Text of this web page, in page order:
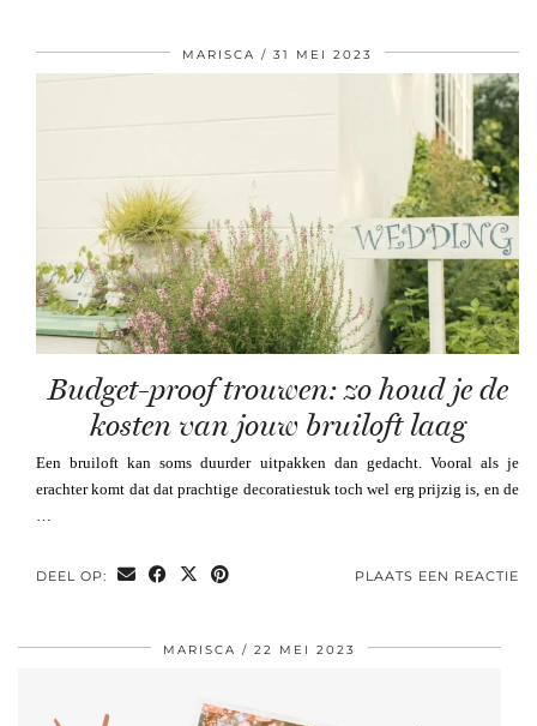
MARISCA 31 MEI 2023
Budget-proof trouwen: zo houd je de
kosten van jouw bruiloft laag
Een bruiloft kan soms duurder uitpakken dan gedacht. Vooral als je
erachter komt dat dat prachtige decoratiestuk toch wel erg prijzig is, en de
DEEL OP: PLAATS EEN REACTIE
MARISCA 22 MEI 2023